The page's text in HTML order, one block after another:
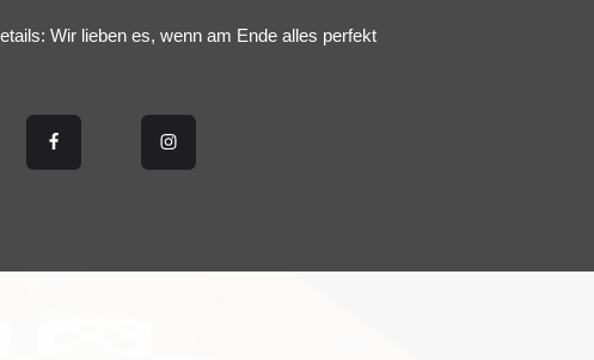
Wir lieben es, wenn am Ende alles perfekt